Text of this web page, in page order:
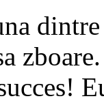
dintre